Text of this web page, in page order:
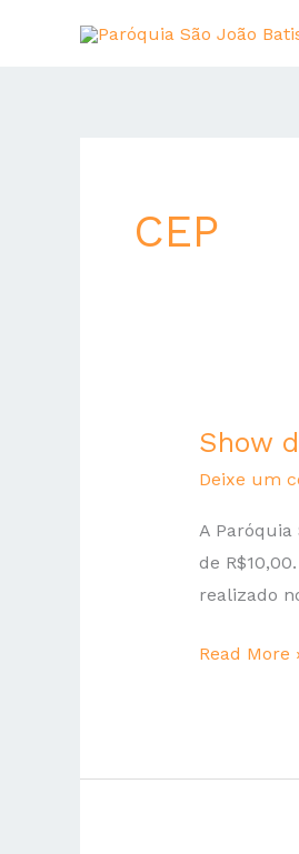
CEP
Show
Deixe um
A
de
realizado
Show
de
2022
Read More